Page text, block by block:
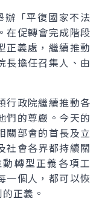
辦「平復國家不法
在促轉會完成階段
正義處，繼續推動
長擔任召集人、由
行政院繼續推動各
們的尊嚴。今天的
關部會的首長及立
社會各界都持續關
轉型正義各項工
一個人，都可以恢
正義。